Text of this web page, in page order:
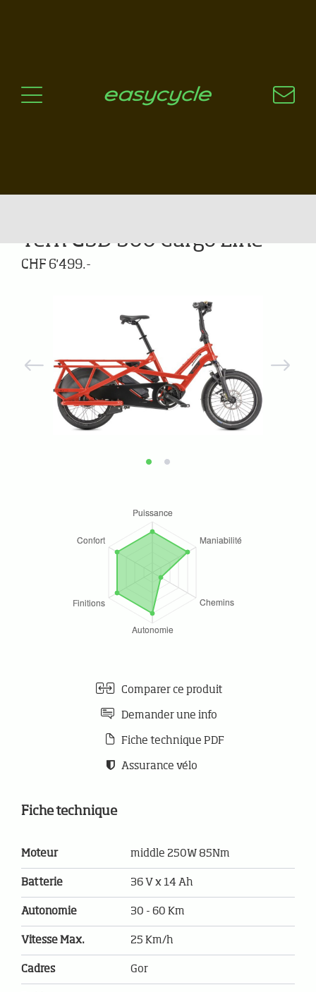
Nos critères de sélection
Tern GSD S00 Cargo Line
CHF 6'499.-
Comparer ce produit
Demander une info
Fiche technique PDF
Assurance vélo
Fiche technique
Moteur middle 250W 85Nm
Batterie 36 V x 14 Ah
Autonomie 30 - 60 Km
Vitesse Max. 25 Km/h
Cadres Gor